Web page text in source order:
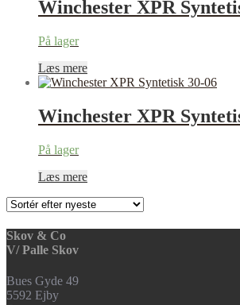
Winchester XPR
På lager
Læs mere
Winchester XPR
På lager
Læs mere
Skov & Co
V/ Palle Skov
Bues Gyde 49
5592 Ejby